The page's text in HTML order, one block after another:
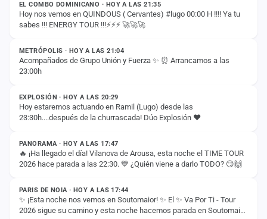
EL COMBO DOMINICANO · HOY A LAS 21:35
Hoy nos vemos en QUINDOUS ( Cervantes) #lugo 00:00 H !!!! Ya tu
sabes !!! ENERGY TOUR !!!⚡️⚡️⚡️ 🚀🚀🚀
ESTADO
METRÓPOLIS · HOY A LAS 21:04
Acompañados de Grupo Unión y Fuerza ✨ ⏰ Arrancamos a las
23:00h
ESTADO
EXPLOSIÓN · HOY A LAS 20:29
Hoy estaremos actuando en Ramil (Lugo) desde las
23:30h....después de la churrascada! Dúo Explosión ❤️
ESTADO
PANORAMA · HOY A LAS 17:47
🔥 ¡Ha llegado el día! Vilanova de Arousa, esta noche el TIME TOUR
2026 hace parada a las 22:30. 💙 ¿Quién viene a darlo TODO? 😏🙌
ESTADO
PARIS DE NOIA · HOY A LAS 17:44
✨ ¡Esta noche nos vemos en Soutomaior! ✨ El ✨ Va Por Ti - Tour
2026 sigue su camino y esta noche hacemos parada en Soutomaior